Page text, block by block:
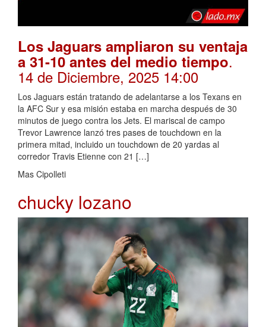
Los Jaguars ampliaron su ventaja
a 31-10 antes del medio tiempo.
14 de Diciembre, 2025 14:00
Los Jaguars están tratando de adelantarse a los Texans en
la AFC Sur y esa misión estaba en marcha después de 30
minutos de juego contra los Jets. El mariscal de campo
Trevor Lawrence lanzó tres pases de touchdown en la
primera mitad, incluido un touchdown de 20 yardas al
corredor Travis Etienne con 21 […]
Mas Cipolleti
chucky lozano